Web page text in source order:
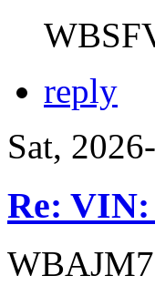
reply
Sat,
Re: